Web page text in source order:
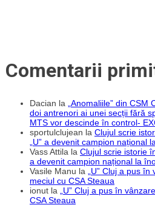
Comentarii
Dacian la
„Anomaliile” din
doi antrenori ai unei secții fără
MTS vor descinde în control-
sportulclujean la Clujul scrie
„U” a devenit campion național
Vass Attila la Clujul scrie istorie
a devenit campion național la
Vasile Manu la
„U” Cluj a pus
meciul cu CSA Steaua
ionut la
„U” Cluj a pus în
CSA Steaua